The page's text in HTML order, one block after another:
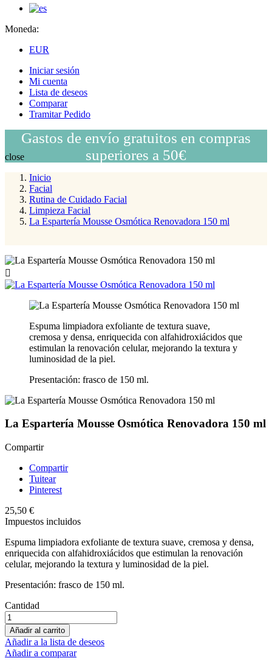
Moneda:
EUR
Iniciar sesión
Mi cuenta
Lista de deseos
Comparar
Tramitar Pedido
Gastos de envío gratuitos en compras
superiores a 50€
close
Inicio
Facial
Rutina de Cuidado Facial
Limpieza Facial
La Espartería Mousse Osmótica Renovadora 150 ml

Espuma limpiadora exfoliante de textura suave,
cremosa y densa, enriquecida con alfahidroxiácidos que
estimulan la renovación celular, mejorando la textura y
luminosidad de la piel.
Presentación: frasco de 150 ml.
La Espartería Mousse Osmótica Renovadora 150 ml
Compartir
Compartir
Tuitear
Pinterest
25,50 €
Impuestos incluidos
Espuma limpiadora exfoliante de textura suave, cremosa y densa,
enriquecida con alfahidroxiácidos que estimulan la renovación
celular, mejorando la textura y luminosidad de la piel.
Presentación: frasco de 150 ml.
Cantidad
Añadir al carrito
Añadir a la lista de deseos
Añadir a comparar